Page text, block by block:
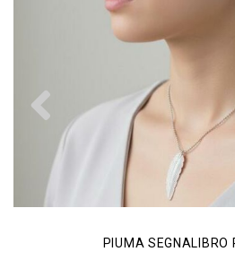
PIUMA SEGNALIBRO
Previous